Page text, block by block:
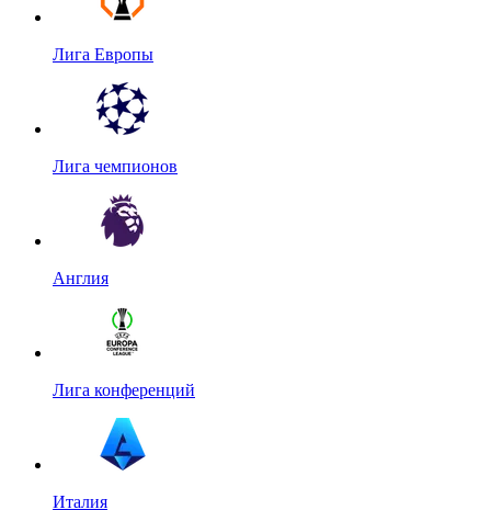
Лига Европы
Лига чемпионов
Англия
Лига конференций
Италия